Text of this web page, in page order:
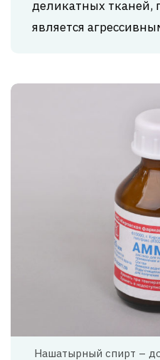
деликатных тканей,
является
Нашатырный спирт –